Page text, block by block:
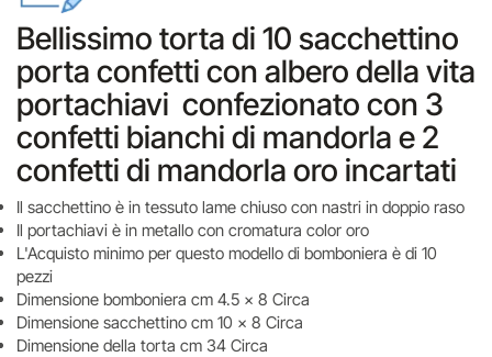
Bellissimo torta di 10 sacchettino
porta confetti con albero della vita
portachiavi confezionato con 3
confetti bianchi di mandorla e 2
confetti di mandorla oro incartati
Il sacchettino è in tessuto lame chiuso con nastri in doppio raso
Il portachiavi è in metallo con cromatura color oro
L'Acquisto minimo per questo modello di bomboniera è di 10
pezzi
Dimensione bomboniera cm 4.5 x 8 Circa
Dimensione sacchettino cm 10 x 8 Circa
Dimensione della torta cm 34 Circa